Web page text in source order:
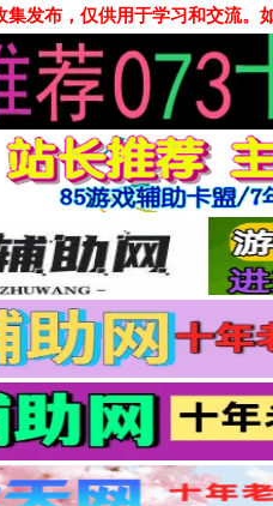
集发布，仅供用于学习和交流。